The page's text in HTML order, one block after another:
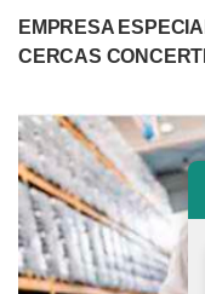
EMPRESA
CERCAS